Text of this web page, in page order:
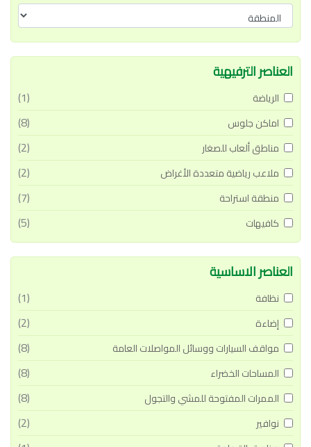
العناصر الترفيهية
الرياضة (1)
اماكن جلوس (8)
مناطق ألعاب للصغار (2)
ملاعب رياضية متعددة الأغراض (2)
منطقة استراحة (7)
كافيهات (5)
العناصر الاساسية
نظافة (1)
إضاءة (2)
مواقف السيارات ووسائل المواصلات العامة (8)
المساحات الخضراء (8)
الممرات المفتوحة للمشي والتجول (8)
نوافير (2)